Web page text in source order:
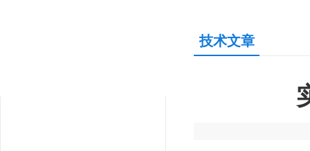
技术文章